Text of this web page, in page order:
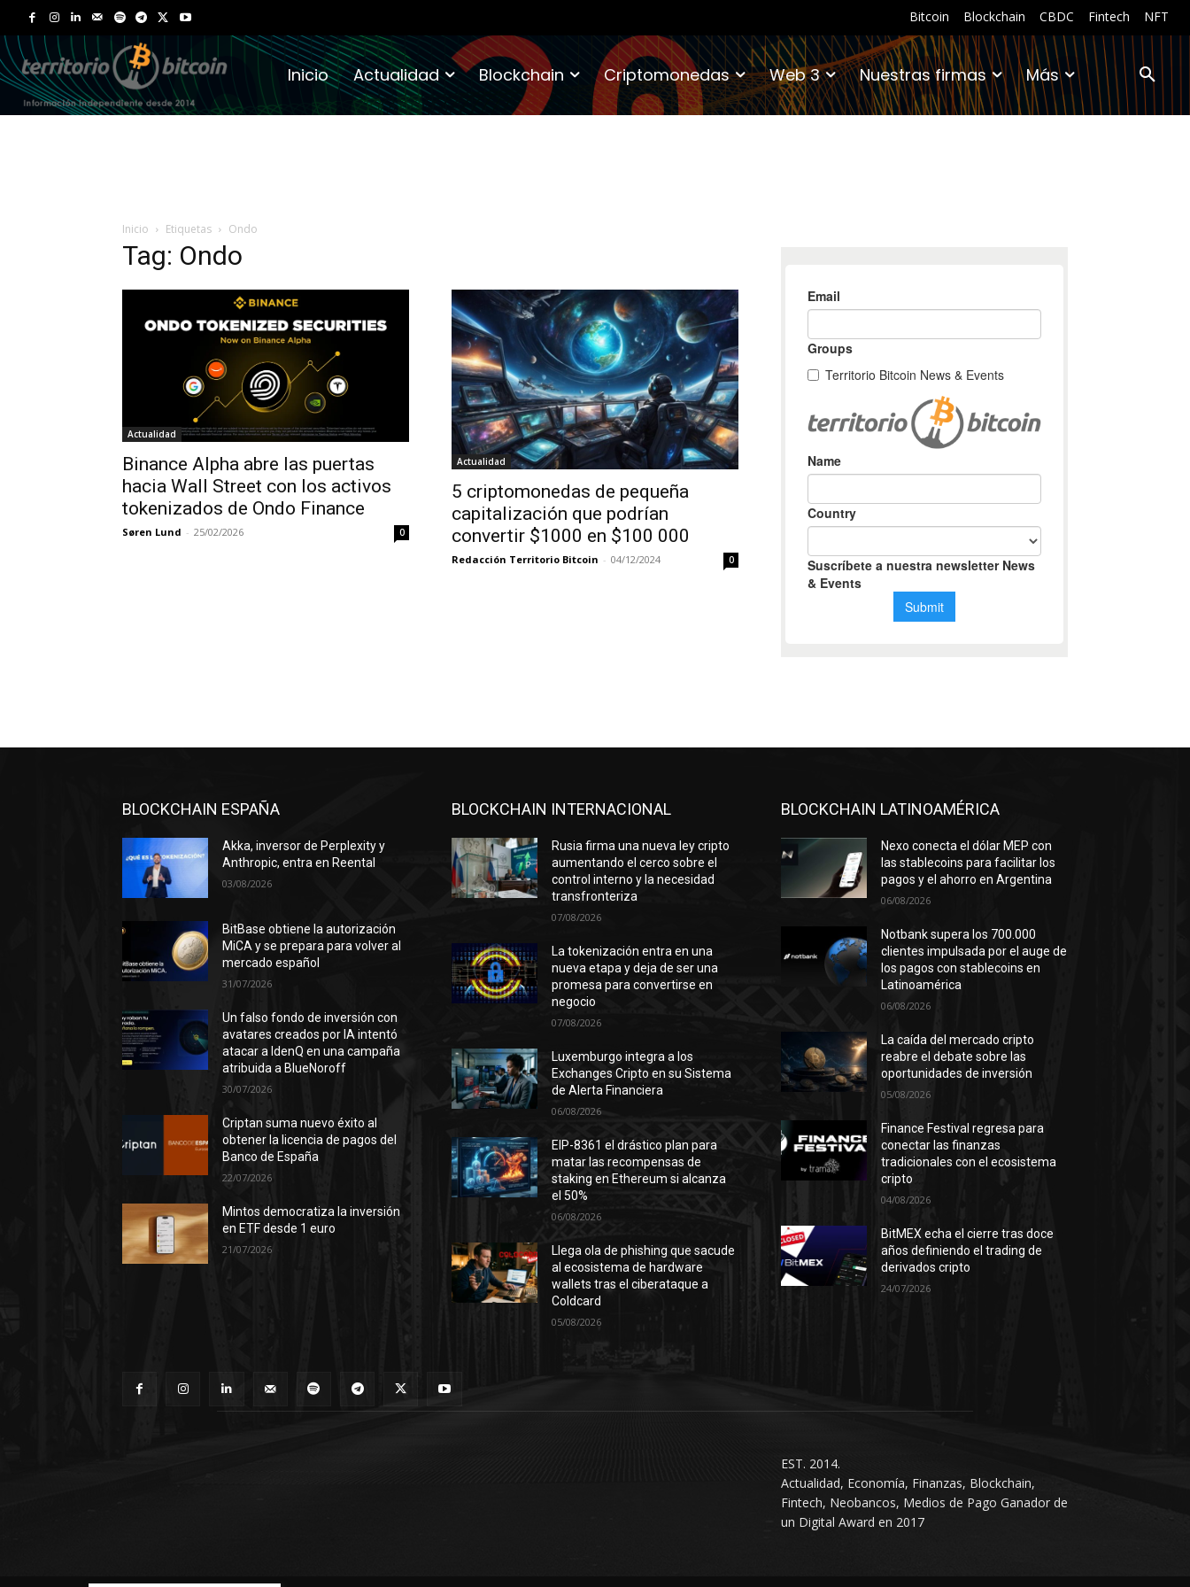
Bitcoin Blockchain CBDC Fintech NFT
Inicio Actualidad Blockchain Criptomonedas Web 3 Nuestras firmas Más
Inicio Etiquetas Ondo
Tag: Ondo
Actualidad
Binance Alpha abre las puertas
hacia Wall Street con los activos
tokenizados de Ondo Finance
Søren Lund - 25/02/2026 0
Actualidad
5 criptomonedas de pequeña
capitalización que podrían
convertir $1000 en $100 000
Redacción Territorio Bitcoin - 04/12/2024 0
BLOCKCHAIN ESPAÑA
Akka, inversor de Perplexity y
Anthropic, entra en Reental
03/08/2026
BitBase obtiene la autorización
MiCA y se prepara para volver al
mercado español
31/07/2026
Un falso fondo de inversión con
avatares creados por IA intentó
atacar a IdenQ en una campaña
atribuida a BlueNoroff
30/07/2026
Criptan suma nuevo éxito al
obtener la licencia de pagos del
Banco de España
22/07/2026
Mintos democratiza la inversión
en ETF desde 1 euro
21/07/2026
BLOCKCHAIN INTERNACIONAL
Rusia firma una nueva ley cripto
aumentando el cerco sobre el
control interno y la necesidad
transfronteriza
07/08/2026
La tokenización entra en una
nueva etapa y deja de ser una
promesa para convertirse en
negocio
07/08/2026
Luxemburgo integra a los
Exchanges Cripto en su Sistema
de Alerta Financiera
06/08/2026
EIP-8361 el drástico plan para
matar las recompensas de
staking en Ethereum si alcanza
el 50%
06/08/2026
Llega ola de phishing que sacude
al ecosistema de hardware
wallets tras el ciberataque a
Coldcard
05/08/2026
BLOCKCHAIN LATINOAMÉRICA
Nexo conecta el dólar MEP con
las stablecoins para facilitar los
pagos y el ahorro en Argentina
06/08/2026
Notbank supera los 700.000
clientes impulsada por el auge de
los pagos con stablecoins en
Latinoamérica
06/08/2026
La caída del mercado cripto
reabre el debate sobre las
oportunidades de inversión
05/08/2026
Finance Festival regresa para
conectar las finanzas
tradicionales con el ecosistema
cripto
04/08/2026
BitMEX echa el cierre tras doce
años definiendo el trading de
derivados cripto
24/07/2026
EST. 2014.
Actualidad, Economía, Finanzas, Blockchain,
Fintech, Neobancos, Medios de Pago Ganador de
un Digital Award en 2017